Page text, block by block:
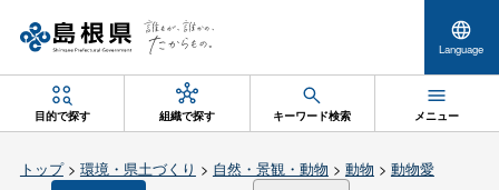
Language
目的で探す 組織で探す キーワード検索 メニュー
トップ> 環境・県土づくり > 自然・景観・動物 > 動物 > 動物愛